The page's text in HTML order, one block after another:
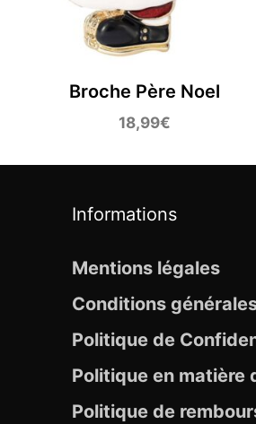
Broche Père Noel
18,99€
Informations
Mentions légales
Conditions
Politique de
Politique en matière
Politique de